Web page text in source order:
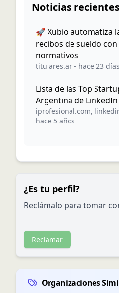
Noticias recientes
🚀 Xubio automatiza
recibos de sueldo
normativos
titulares.ar - hace 23 días
Lista de las Top
Argentina de LinkedIn
iprofesional.com,
hace 5 años
¿Es tu perfil?
Reclámalo para tomar
Reclamar
Organizaciones